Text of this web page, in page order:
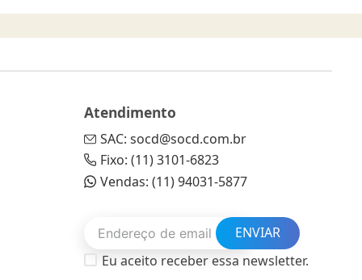
Atendimento
SAC: socd@socd.com.br
Fixo: (11) 3101-6823
Vendas: (11) 94031-5877
ENVIAR
Eu aceito receber essa newsletter.